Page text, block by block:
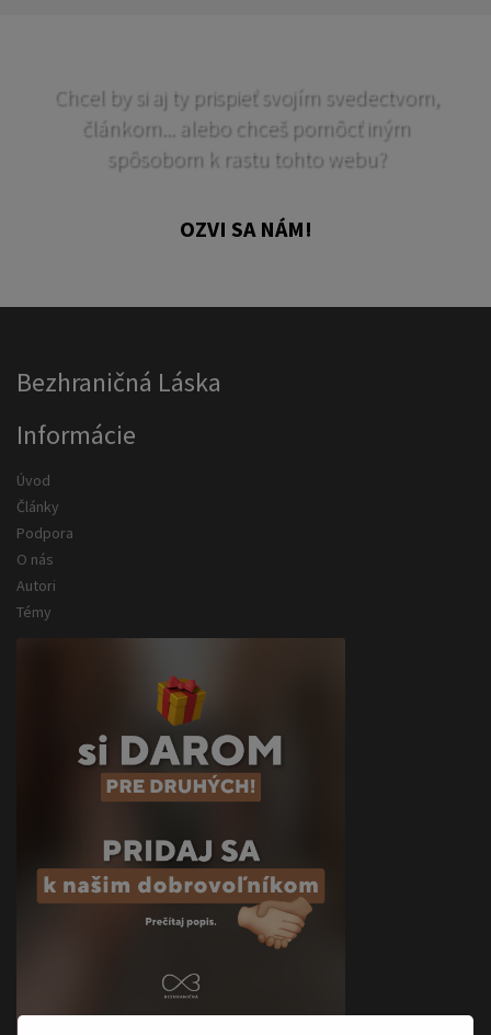
Chcel by si aj ty prispieť svojím svedectvom,
článkom... alebo chceš pomôcť iným
spôsobom k rastu tohto webu?
OZVI SA NÁM!
Bezhraničná Láska
Informácie
Úvod
Články
Podpora
O nás
Autori
Témy